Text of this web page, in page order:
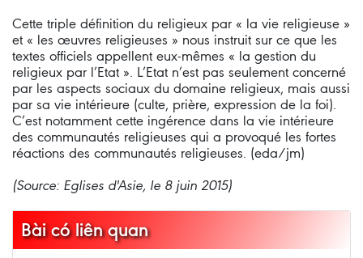
Cette triple définition du religieux par « la vie religieuse »
et « les œuvres religieuses » nous instruit sur ce que les
textes officiels appellent eux-mêmes « la gestion du
religieux par l’Etat ». L’Etat n’est pas seulement concerné
par les aspects sociaux du domaine religieux, mais aussi
par sa vie intérieure (culte, prière, expression de la foi).
C’est notamment cette ingérence dans la vie intérieure
des communautés religieuses qui a provoqué les fortes
réactions des communautés religieuses. (eda/jm)
(Source: Eglises d'Asie, le 8 juin 2015)
Bài có liên quan